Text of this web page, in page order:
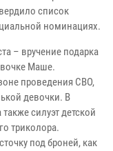
список
номинациях.
– вручение подарка
Маше.
проведения СВО,
девочки. В
силуэт детской
триколора.
под броней, как